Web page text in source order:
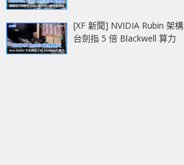
[XF 新聞] NVIDIA Rubin 架
台劍指 5 倍 Blackwell 算力